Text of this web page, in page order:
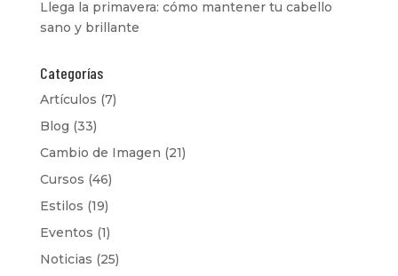
Llega la primavera: cómo mantener tu cabello
sano y brillante
Categorías
Artículos (7)
Blog (33)
Cambio de Imagen (21)
Cursos (46)
Estilos (19)
Eventos (1)
Noticias (25)